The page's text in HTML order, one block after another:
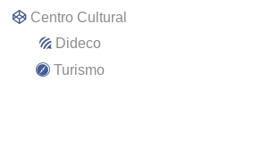
Centro Cultural
Dideco
Turismo